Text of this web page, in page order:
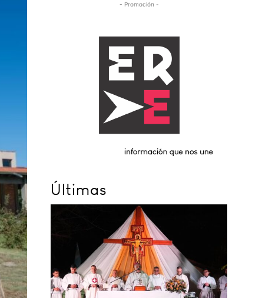
- Promoción -
Últimas